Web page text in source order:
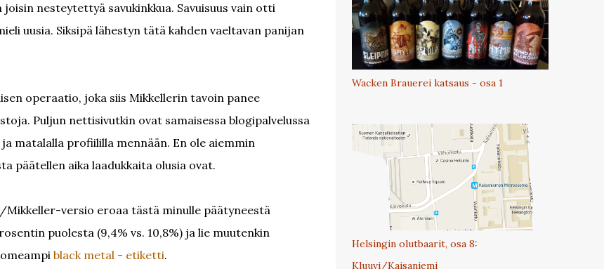
nesteytettyä savukinkkua. Savuisuus vain otti
uusia. Siksipä lähestyn tätä kahden vaeltavan panijan
operaatio, joka siis Mikkellerin tavoin panee
Puljun nettisivutkin ovat samaisessa blogipalvelussa
matalalla profiililla mennään. En ole aiemmin
päätellen aika laadukkaita olusia ovat.
versio eroaa tästä minulle päätyneestä
puolesta (9,4% vs. 10,8%) ja lie muutenkin
black metal - etiketti.
Wacken Brauerei katsaus - osa 1
Helsingin olutbaarit, osa 8:
Kluuvi/Kaisaniemi